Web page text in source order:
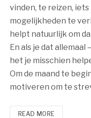
vinden, te reizen,
mogelijkheden te
helpt natuurlijk om
En als je dat allemaal
het je misschien
Om de maand te
motiveren om te
READ MORE